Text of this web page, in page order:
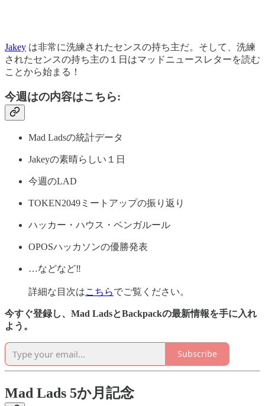
Jakey は非常に洗練されたセンスの持ち主だ。そして、洗練
されたセンスの持ち主の１日はマッドニュースレターを読む
ことから始まる！
今週はの内容はこちら:
Mad Ladsの統計データ
Jakeyの素晴らしい１日
今週のLAD
TOKEN2049ミートアップの振り返り
ハッカー・ハウス・ベンガルール
OPOSハッカソンの優勝発表
…などなど‼
詳細な目次はこちらでご覧ください。
今すぐ登録し、Mad LadsとBackpackの最新情報を手に入れ
よう。
Subscribe
Mad Lads 5か月記念